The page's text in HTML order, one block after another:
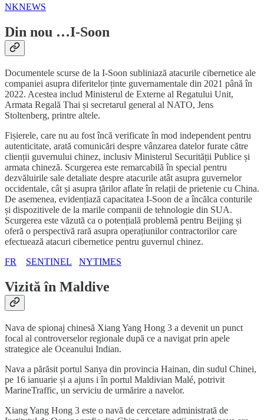
NKNEWS
Din nou …I-Soon
Documentele scurse de la I-Soon subliniază atacurile cibernetice ale
companiei asupra diferitelor ținte guvernamentale din 2021 până în
2022. Acestea includ Ministerul de Externe al Regatului Unit,
Armata Regală Thai și secretarul general al NATO, Jens
Stoltenberg, printre altele.
Fișierele, care nu au fost încă verificate în mod independent pentru
autenticitate, arată comunicări despre vânzarea datelor furate către
clienții guvernului chinez, inclusiv Ministerul Securității Publice și
armata chineză. Scurgerea este remarcabilă în special pentru
dezvăluirile sale detaliate despre atacurile atât asupra guvernelor
occidentale, cât și asupra țărilor aflate în relații de prietenie cu China.
De asemenea, evidențiază capacitatea I-Soon de a încălca conturile
și dispozitivele de la marile companii de tehnologie din SUA.
Scurgerea este văzută ca o potențială problemă pentru Beijing și
oferă o perspectivă rară asupra operațiunilor contractorilor care
efectuează atacuri cibernetice pentru guvernul chinez.
FR
SENTINEL NYTIMES
Vizită în Maldive
Nava de spionaj chinesă Xiang Yang Hong 3 a devenit un punct
focal al controverselor regionale după ce a navigat prin apele
strategice ale Oceanului Indian.
Nava a părăsit portul Sanya din provincia Hainan, din sudul Chinei,
pe 16 ianuarie și a ajuns i în portul Maldivian Malé, potrivit
MarineTraffic, un serviciu de urmărire a navelor.
Xiang Yang Hong 3 este o navă de cercetare administrată de